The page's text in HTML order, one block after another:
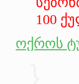
100
ოქროს